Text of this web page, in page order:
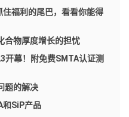
福利的尾巴，看看你能得
合物厚度增长的担忧
开幕！附免费SMTA认证测
题的解决
和SiP产品